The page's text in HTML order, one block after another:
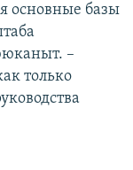
основные базы
–
только